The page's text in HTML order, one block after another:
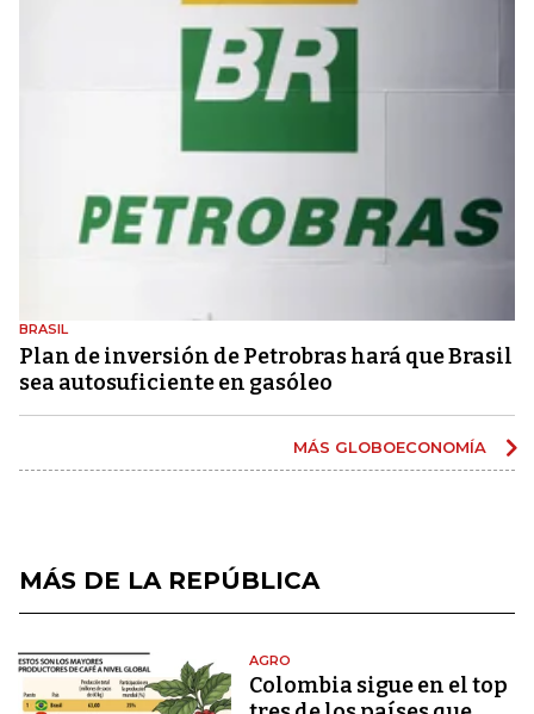
BRASIL
Plan de inversión de Petrobras hará que Brasil
sea autosuficiente en gasóleo
MÁS GLOBOECONOMÍA
MÁS DE LA REPÚBLICA
AGRO
Colombia sigue en el top